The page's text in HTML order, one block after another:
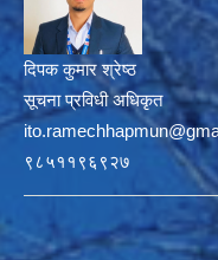
दिपक कुमार श्रेष्ठ
सूचना प्रविधी अधिकृत
९८५११९६९२७